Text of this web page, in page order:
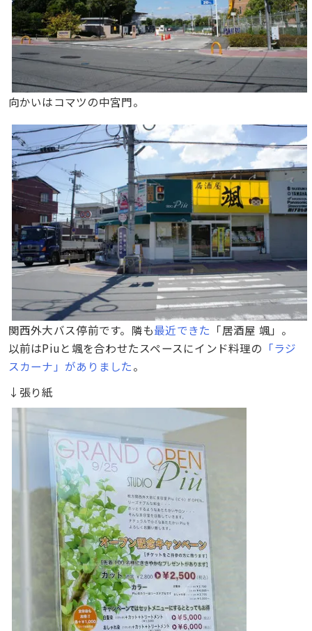
向かいはコマツの中宮門。
関西外大バス停前です。隣も最近できた 「居酒屋 颯」。
以前はPiuと颯を合わせたスペースにインド料理の 「ラジ
スカーナ」がありました。
↓張り紙